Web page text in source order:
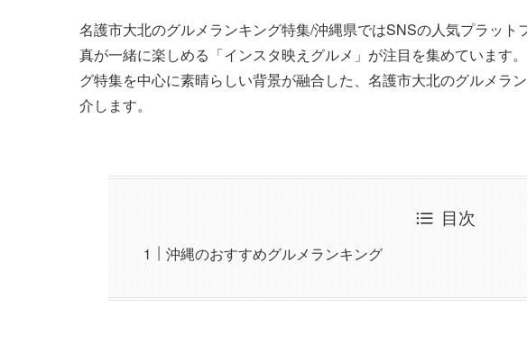
名護市大北のグルメランキング特集/沖縄県ではSNSの人気プラッ
真が一緒に楽しめる「インスタ映えグルメ」が注目を集めています
グ特集を中心に素晴らしい背景が融合した、名護市大北のグルメラ
介します。
目次
沖縄のおすすめグルメランキング